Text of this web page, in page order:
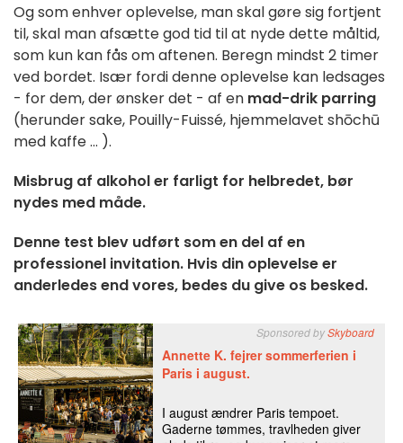
Og som enhver oplevelse, man skal gøre sig fortjent
til, skal man afsætte god tid til at nyde dette måltid,
som kun kan fås om aftenen. Beregn mindst 2 timer
ved bordet. Især fordi denne oplevelse kan ledsages
- for dem, der ønsker det - af en mad-drik parring
(herunder sake, Pouilly-Fuissé, hjemmelavet shōchū
med kaffe ... ).
Misbrug af alkohol er farligt for helbredet, bør
nydes med måde.
Denne test blev udført som en del af en
professionel invitation. Hvis din oplevelse er
anderledes end vores, bedes du give os besked.